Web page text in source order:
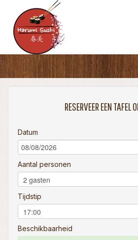
HOME
RESERVATIES
OVER ONS
LOGIN
CONTACT
RESERVEER EEN TAFEL
Datum
Aantal personen
Tijdstip
Beschikbaarheid